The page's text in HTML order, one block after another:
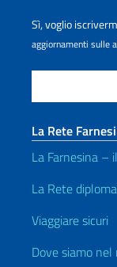
Sì, voglio
aggiornamenti sulle
La Rete
La Farnesina –
La Rete
Viaggiare sicuri
Dove siamo nel